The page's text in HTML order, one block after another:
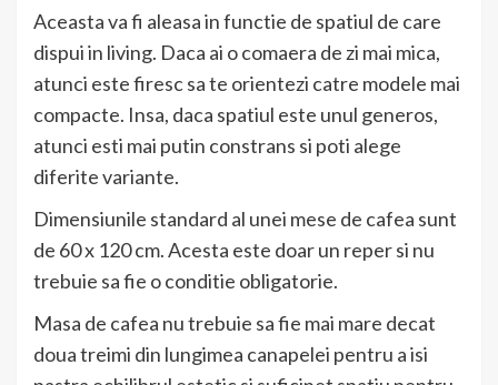
Aceasta va fi aleasa in functie de spatiul de care
dispui in living. Daca ai o comaera de zi mai mica,
atunci este firesc sa te orientezi catre modele mai
compacte. Insa, daca spatiul este unul generos,
atunci esti mai putin constrans si poti alege
diferite variante.
Dimensiunile standard al unei mese de cafea sunt
de 60 x 120 cm. Acesta este doar un reper si nu
trebuie sa fie o conditie obligatorie.
Masa de cafea nu trebuie sa fie mai mare decat
doua treimi din lungimea canapelei pentru a isi